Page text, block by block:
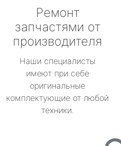
Ремонт
запчастями от
производителя
Наши специалисты
имеют при себе
оригинальные
комплектующие от любой
техники.